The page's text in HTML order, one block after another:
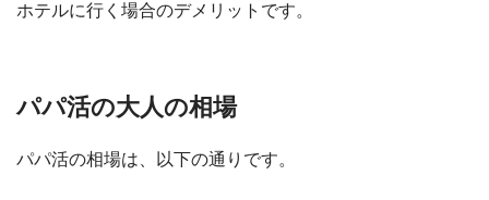
ホテルに行く場合のデメリットです。
パパ活の大人の相場
パパ活の相場は、以下の通りです。